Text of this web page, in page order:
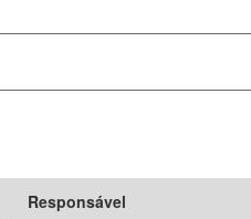
Responsável